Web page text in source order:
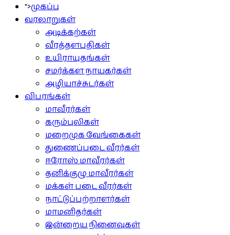
">முகப்பு
வரலாறுகள்
அடிக்கற்கள்
வீரத்தளபதிகள்
உயிராயுதங்கள்
சமர்க்கள நாயகர்கள்
அழியாச்சுடர்கள்
விபரங்கள்
மாவீரர்கள்
கரும்புலிகள்
மறைமுக வேங்கைகள்
துணைப்படை வீரர்கள்
ஈரோஸ் மாவீரர்கள்
தனிக்குழு மாவீரர்கள்
மக்கள் படை வீரர்கள்
நாட்டுப்பற்றாளர்கள்
மாமனிதர்கள்
இன்றைய நினைவுகள்